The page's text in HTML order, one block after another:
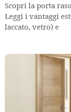
Scopri la porta
Leggi i vantaggi
laccato, vetro) e